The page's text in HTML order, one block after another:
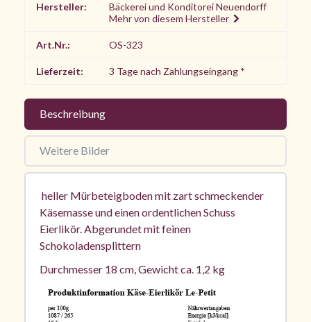
Hersteller:
Bäckerei und Konditorei Neuendorff
Mehr von diesem Hersteller
Art.Nr.: OS-323
Lieferzeit: 3 Tage nach Zahlungseingang *
Beschreibung
Weitere Bilder
heller Mürbeteigboden mit zart schmeckender
Käsemasse und einen ordentlichen Schuss
Eierlikör. Abgerundet mit feinen
Schokoladensplittern
Durchmesser 18 cm, Gewicht ca. 1,2 kg